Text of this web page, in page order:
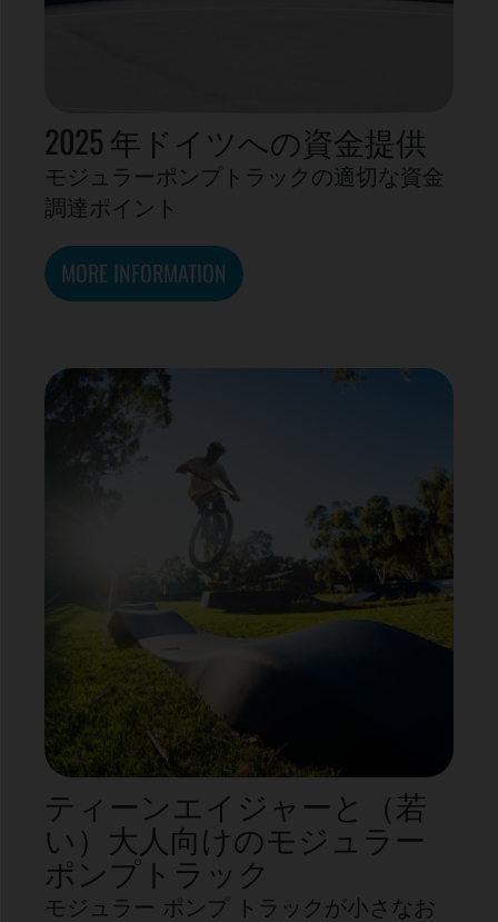
2025 年ドイツへの資金提供
モジュラーポンプトラックの適切な資金
調達ポイント
MORE INFORMATION
ティーンエイジャーと（若
い）大人向けのモジュラー
ポンプトラック
モジュラー ポンプ トラックが小さなお